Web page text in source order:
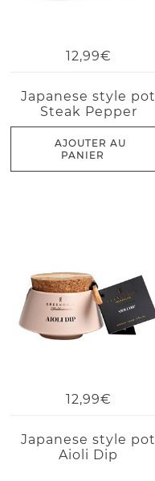
12,99€
Japanese style pot
Steak Pepper
AJOUTER AU
PANIER
12,99€
Japanese style pot
Aioli Dip